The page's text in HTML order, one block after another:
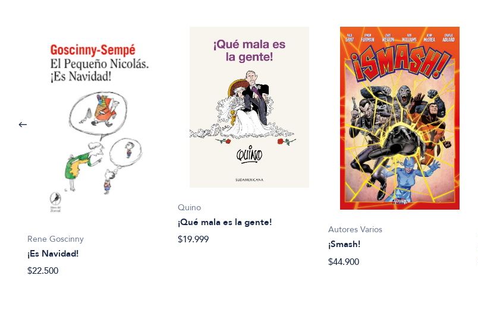
Rene Goscinny
¡Es Navidad!
$22.500
Quino
¡Qué mala es la gente!
$19.999
Autores Varios
¡Smash!
$44.900